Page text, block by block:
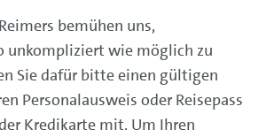
bemühen uns,
unkompliziert wie möglich zu
Sie dafür bitte einen gültigen
Personalausweis oder Reisepass
Kredikarte mit. Um Ihren